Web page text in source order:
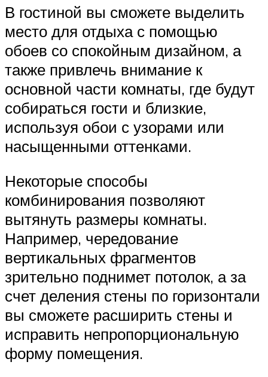
В гостиной вы сможете выделить
место для отдыха с помощью
обоев со спокойным дизайном, а
также привлечь внимание к
основной части комнаты, где будут
собираться гости и близкие,
используя обои с узорами или
насыщенными оттенками.
Некоторые способы
комбинирования позволяют
вытянуть размеры комнаты.
Например, чередование
вертикальных фрагментов
зрительно поднимет потолок, а за
счет деления стены по горизонтали
вы сможете расширить стены и
исправить непропорциональную
форму помещения.